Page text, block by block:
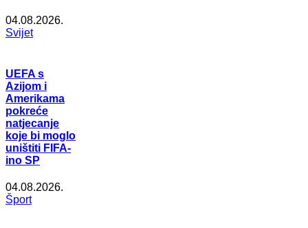
04.08.2026.
Svijet
UEFA s
Azijom i
Amerikama
pokreće
natjecanje
koje bi moglo
uništiti FIFA-
ino SP
04.08.2026.
Šport